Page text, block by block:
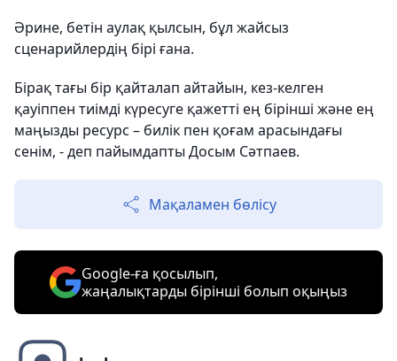
Әрине, бетін аулақ қылсын, бұл жайсыз
сценарийлердің бірі ғана.
Бірақ тағы бір қайталап айтайын, кез-келген
қауіппен тиімді күресуге қажетті ең бірінші және ең
маңызды ресурс – билік пен қоғам арасындағы
сенім, - деп пайымдапты Досым Сәтпаев.
Мақаламен бөлісу
Google-ға қосылып,
жаңалықтарды бірінші болып оқыңыз